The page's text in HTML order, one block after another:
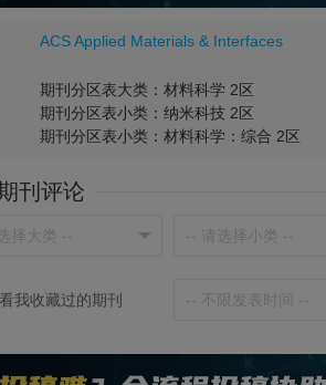
ACS Applied Materials & Interfaces
期刊分区表大类：材料科学 2区
期刊分区表小类：纳米科技 2区
期刊分区表小类：材料科学：综合 2区
刊评论
我收藏过的期刊